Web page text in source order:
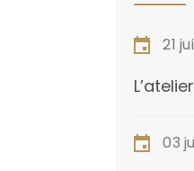
21
03